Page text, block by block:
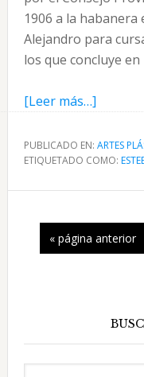
1906 a la habanera
Alejandro para
los que concluye
[Leer más…]acerca
Esteban
de
la
PUBLICADO EN: ARTES
ETIQUETADO COMO:
« Ir
a
página anterior
principal